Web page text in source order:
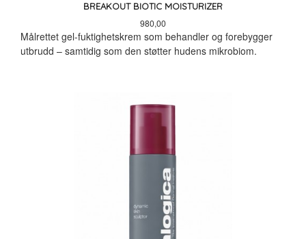
BREAKOUT BIOTIC MOISTURIZER
Pris
980,00
Målrettet gel-fuktighetskrem som behandler og forebygger
utbrudd – samtidig som den støtter hudens mikrobiom.